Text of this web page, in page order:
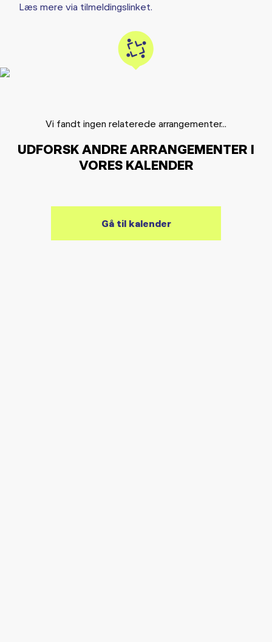
Læs mere via tilmeldingslinket.
Vi fandt ingen relaterede arrangementer...
UDFORSK ANDRE ARRANGEMENTER I
VORES KALENDER
Gå til kalender